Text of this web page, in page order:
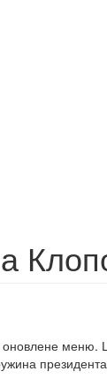
оновлене